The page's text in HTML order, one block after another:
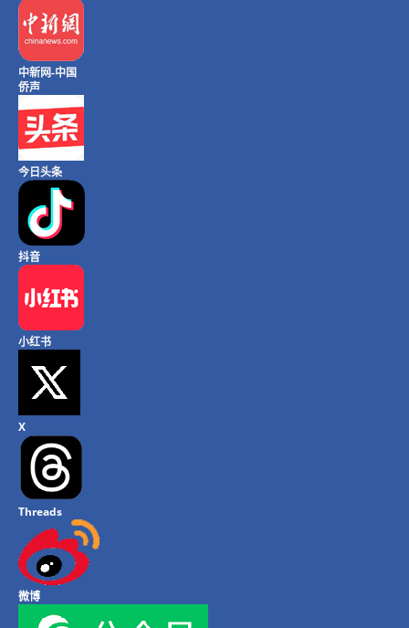
中新网-中国
侨声
今日头条
抖音
小红书
X
Threads
微博